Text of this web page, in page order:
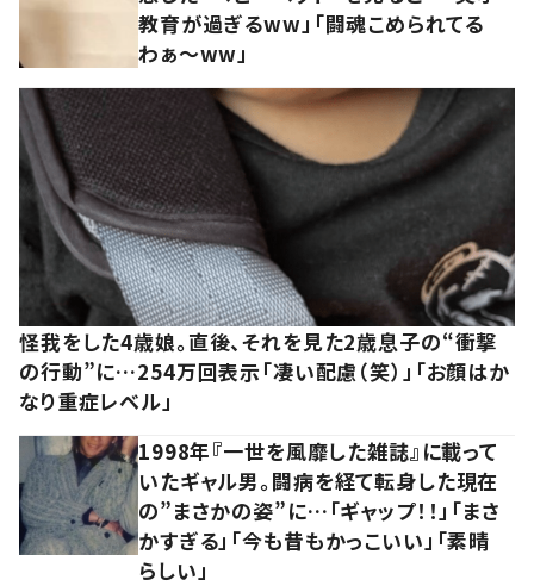
教育が過ぎるww」「闘魂こめられてる
わぁ～ww」
怪我をした4歳娘。直後、それを見た2歳息子の“衝撃
の行動”に…254万回表示「凄い配慮（笑）」「お顔はか
なり重症レベル」
1998年『一世を風靡した雑誌』に載って
いたギャル男。闘病を経て転身した現在
の”まさかの姿”に…「ギャップ！！」「まさ
かすぎる」「今も昔もかっこいい」「素晴
らしい」